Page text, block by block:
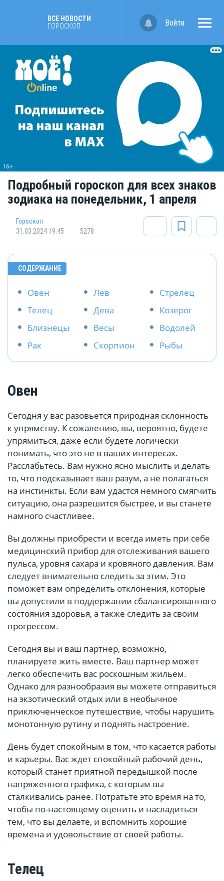
ВСЕ НОВОСТИ
ГОРОСКОП
Войти
Подробный гороскоп для всех знаков
зодиака на понедельник, 1 апреля
Гороскоп
31.03.2024 19:45
5278
СОДЕРЖАНИЕ
Овен
Телец
Близнецы
Рак
Лев
Дева
Весы
Скорпион
Стрелец
Козерог
Водолей
Рыбы
Овен
Сегодня у вас разовьется природная склонность
к упрямству. К сожалению, вы, вероятно, будете
упрямиться, даже если будете логически
понимать, что это не в ваших интересах.
Расслабьтесь. Вам нужно ясно мыслить и делать
то, что подсказывает ваш разум, а не полагаться
на инстинкты. Если вам удастся немного смягчить
ситуацию, она разрешится быстрее, и вы станете
намного счастливее.
Вы должны приобрести и всегда иметь при себе
медицинский прибор для отслеживания вашего
пульса, уровня сахара и кровяного давления. Вам
следует внимательно следить за этим. Это
поможет вам определить отклонения, которые
вы допустили в поддержании сбалансированного
состояния здоровья, а также следить за своим
прогрессом.
Сегодня вы и ваш партнер, возможно,
планируете жить вместе. Ваш партнер может
легко обеспечить вас роскошным жильем.
Однако для разнообразия вы можете отправиться
на экзотический отдых или в необычное
приключенческое путешествие, чтобы нарушить
монотонную рутину и поднять настроение.
День будет спокойным в том, что касается работы
и карьеры. Вас ждет спокойный рабочий день,
который станет приятной передышкой после
напряженного графика, с которым вы
сталкивались ранее. Потратьте это время на то,
чтобы по-настоящему оценить и насладиться
тем, что вы делаете, и вспомнить хорошие
времена и удовольствие от своей работы.
Телец